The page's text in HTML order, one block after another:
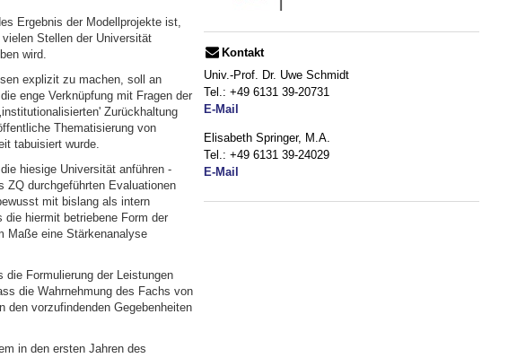
Ergebnis der Modellprojekte ist,
Stellen der Universität
wird.
explizit zu machen, soll an
enge Verknüpfung mit Fragen der
Zurückhaltung
Thematisierung von
tabuisiert wurde.
hiesige Universität anführen -
ZQ durchgeführten Evaluationen
mit bislang als intern
hiermit betriebene Form der
Maße eine Stärkenanalyse
die Formulierung der Leistungen
die Wahrnehmung des Fachs von
den vorzufindenden Gegebenheiten
in den ersten Jahren des
Kontakt
Univ.-Prof. Dr. Uwe Schmidt
Tel.: +49 6131 39-20731
E-Mail
Elisabeth Springer, M.A.
Tel.: +49 6131 39-24029
E-Mail